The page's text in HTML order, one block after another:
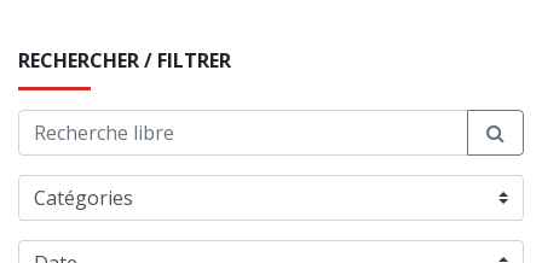
RECHERCHER / FILTRER